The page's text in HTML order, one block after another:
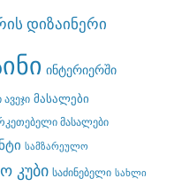
დიზაინერი
ინტერიერში
მასალები
მასალები
სამზარეულო
კუბი საძინებელი სახლი